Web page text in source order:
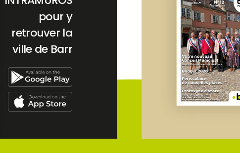
pour y
retrouver la
ville de Barr